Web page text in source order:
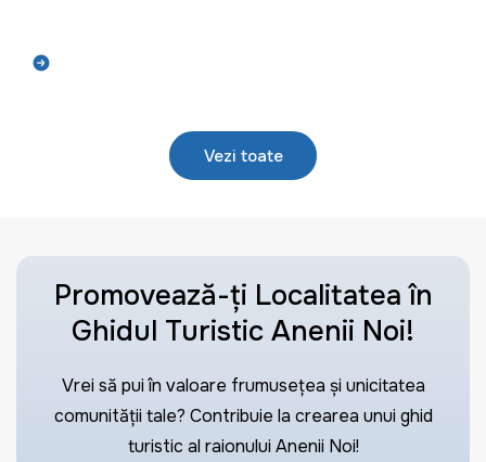
Vezi toate
Promovează-ți Localitatea în
Ghidul Turistic Anenii Noi!
Vrei să pui în valoare frumusețea și unicitatea
comunității tale? Contribuie la crearea unui ghid
turistic al raionului Anenii Noi!